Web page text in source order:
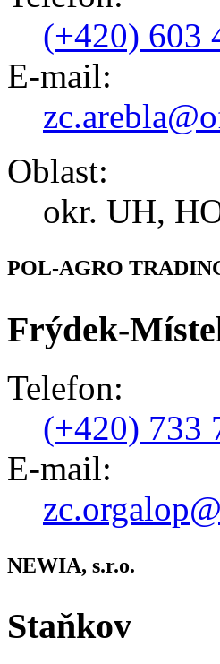
(+420) 603
E-mail:
Oblast:
okr. UH,
POL-AGRO
Frýdek-
Telefon:
(+420) 733
E-mail:
NEWIA, s.r.o.
Staňkov